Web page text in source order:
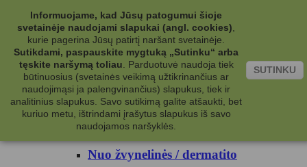
Kategorijos
Kosmetika
Kūno priežiūrai
Nuo prakaito
Kūno prausikliai
Nuo žvynelinės / dermatito
Informuojame, kad Jūsų patogumui šioje
svetainėje naudojami slapukai (angl. cookies)
kurie pagerina Jūsų patirtį naršant svetainėje.
Sutikdami, paspauskite mygtuką „Sutinku“ arba
tęskite naršymą toliau
Parduotuvė naudoja tiek
būtinuosius (svetainės veikimą užtikrinančius ar
naudojimąsi ja palengvinančius) slapukus, tiek ir
analitinius slapukus. Savo sutikimą galite atšaukti, bet
kuriuo metu, ištrindami įrašytus slapukus iš savo
naudojamos naršyklės.
SUTINKU